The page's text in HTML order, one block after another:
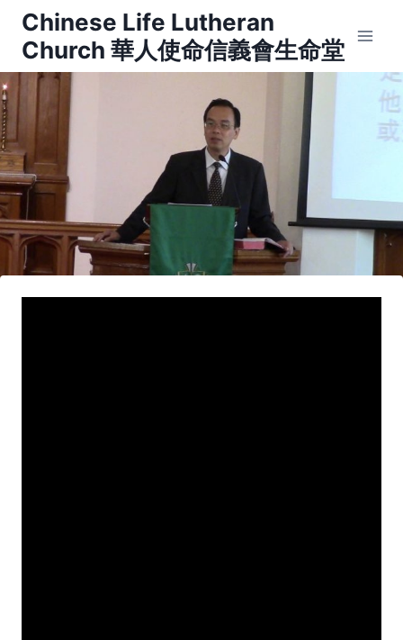
Skip
content
Chinese Life Lutheran
Church 華人使命信義會生命堂